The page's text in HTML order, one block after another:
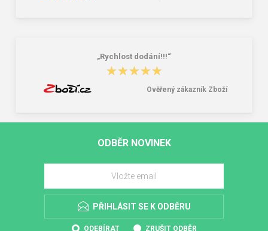
„Rychlost dodání!!!“
★★★★★
★★★★★
Ověřený zákazník Zboží
ODBĚR NOVINEK
PŘIHLÁSIT SE K ODBĚRU
ODEBÍRAT ZRUŠIT ODBĚR